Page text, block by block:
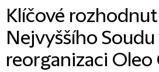
Klíčové
Nejvyššího Soudu
reorganizaci Oleo